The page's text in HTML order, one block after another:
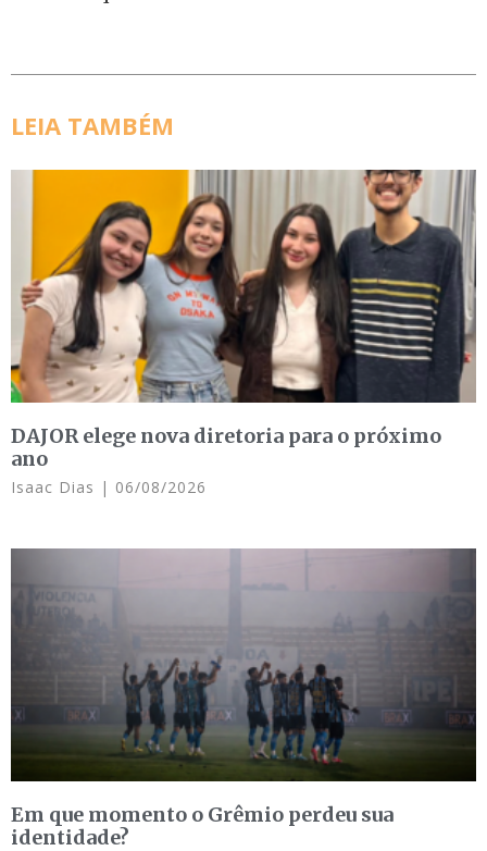
LEIA TAMBÉM
DAJOR elege nova diretoria para o próximo
ano
Isaac Dias 06/08/2026
Em que momento o Grêmio perdeu sua
identidade?